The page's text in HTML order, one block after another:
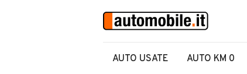
AUTO USATE AUTO KM 0